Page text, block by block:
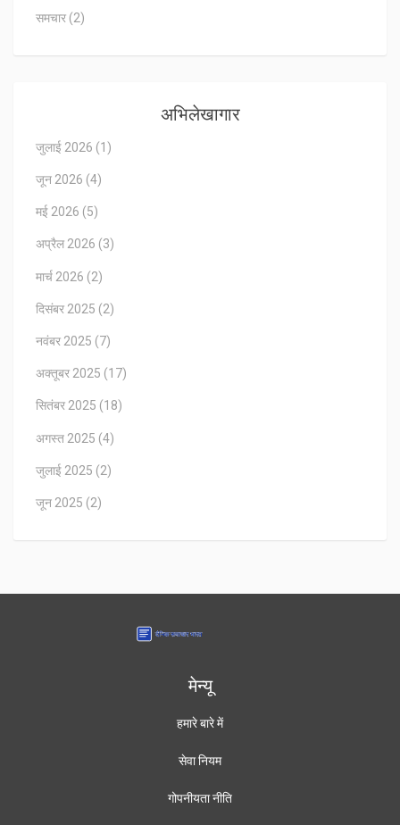
समचार (2)
अभिलेखागार
जुलाई 2026 (1)
जून 2026 (4)
मई 2026 (5)
अप्रैल 2026 (3)
मार्च 2026 (2)
दिसंबर 2025 (2)
नवंबर 2025 (7)
अक्तूबर 2025 (17)
सितंबर 2025 (18)
अगस्त 2025 (4)
जुलाई 2025 (2)
जून 2025 (2)
मेन्यू
हमारे बारे में
सेवा नियम
गोपनीयता नीति